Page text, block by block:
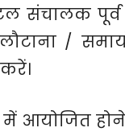
संचालक
/
में आयोजित